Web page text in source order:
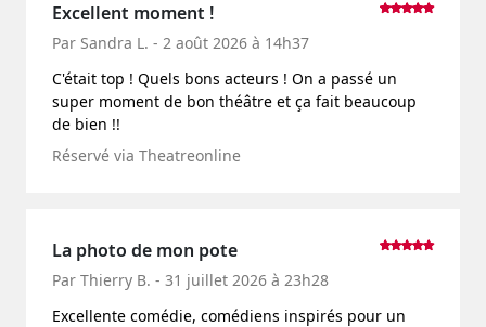
Excellent moment !
Par Sandra L. - 2 août 2026 à 14h37
C'était top ! Quels bons acteurs ! On a passé un
super moment de bon théâtre et ça fait beaucoup
de bien !!
Réservé via Theatreonline
La photo de mon pote
Par Thierry B. - 31 juillet 2026 à 23h28
Excellente comédie, comédiens inspirés pour un